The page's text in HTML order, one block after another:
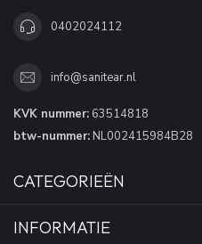
0402024112
info@sanitear.nl
KVK nummer: 63514818
btw-nummer: NL002415984B28
CATEGORIEËN
INFORMATIE